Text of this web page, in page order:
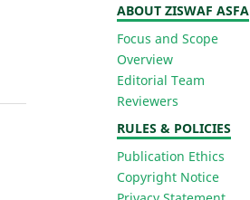
ABOUT ZISWAF ASFA
Focus and Scope
Overview
Editorial Team
Reviewers
RULES & POLICIES
Publication Ethics
Copyright Notice